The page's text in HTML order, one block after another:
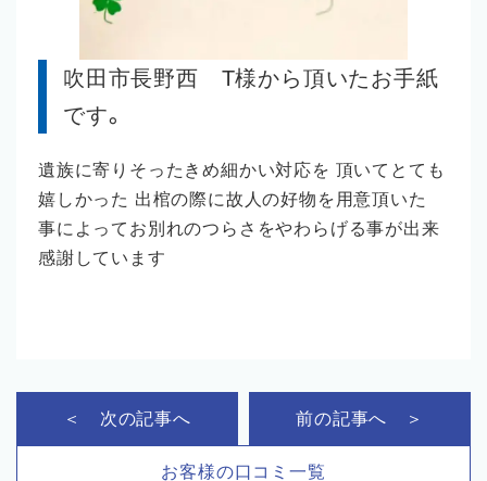
吹田市長野西 T様から頂いたお手紙
です。
遺族に寄りそったきめ細かい対応を 頂いてとても
嬉しかった 出棺の際に故人の好物を用意頂いた
事によってお別れのつらさをやわらげる事が出来
感謝しています
＜ 次の記事へ
お客様の口コミ一覧
前の記事へ ＞